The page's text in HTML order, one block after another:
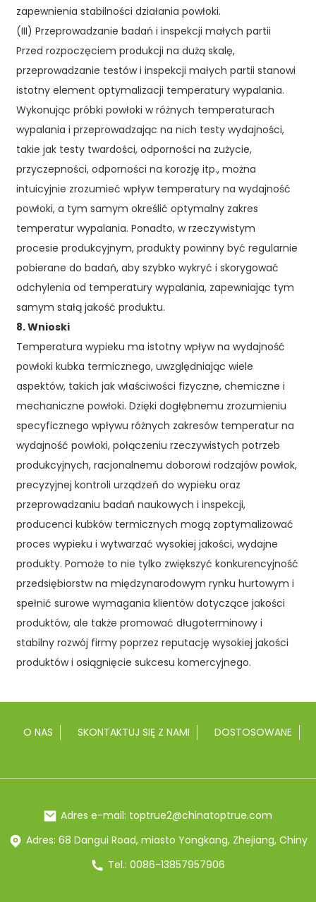
zapewnienia stabilności działania powłoki.
(III) Przeprowadzanie badań i inspekcji małych partii
Przed rozpoczęciem produkcji na dużą skalę,
przeprowadzanie testów i inspekcji małych partii stanowi
istotny element optymalizacji temperatury wypalania.
Wykonując próbki powłoki w różnych temperaturach
wypalania i przeprowadzając na nich testy wydajności,
takie jak testy twardości, odporności na zużycie,
przyczepności, odporności na korozję itp., można
intuicyjnie zrozumieć wpływ temperatury na wydajność
powłoki, a tym samym określić optymalny zakres
temperatur wypalania. Ponadto, w rzeczywistym
procesie produkcyjnym, produkty powinny być regularnie
pobierane do badań, aby szybko wykryć i skorygować
odchylenia od temperatury wypalania, zapewniając tym
samym stałą jakość produktu.
8. Wnioski
Temperatura wypieku ma istotny wpływ na wydajność
powłoki kubka termicznego, uwzględniając wiele
aspektów, takich jak właściwości fizyczne, chemiczne i
mechaniczne powłoki. Dzięki dogłębnemu zrozumieniu
specyficznego wpływu różnych zakresów temperatur na
wydajność powłoki, połączeniu rzeczywistych potrzeb
produkcyjnych, racjonalnemu doborowi rodzajów powłok,
precyzyjnej kontroli urządzeń do wypieku oraz
przeprowadzaniu badań naukowych i inspekcji,
producenci kubków termicznych mogą zoptymalizować
proces wypieku i wytwarzać wysokiej jakości, wydajne
produkty. Pomoże to nie tylko zwiększyć konkurencyjność
przedsiębiorstw na międzynarodowym rynku hurtowym i
spełnić surowe wymagania klientów dotyczące jakości
produktów, ale także promować długoterminowy i
stabilny rozwój firmy poprzez reputację wysokiej jakości
produktów i osiągnięcie sukcesu komercyjnego.
O NAS SKONTAKTUJ SIĘ Z NAMI DOSTOSOWANE
Adres e-mail: toptrue2@chinatoptrue.com
Adres: 68 Dangui Road, miasto Yongkang, Zhejiang, Chiny
Tel.: 0086-13857957906